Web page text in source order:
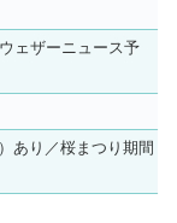
ェザーニュース予
あり／桜まつり期間